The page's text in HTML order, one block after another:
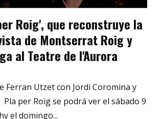
Roig', que reconstruye la
de Montserrat Roig y
al Teatre de l'Aurora
Ferran Utzet con Jordi Coromina y
per Roig se podrá ver el sábado 9
el domingo...